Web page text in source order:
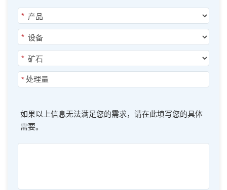
*
*
*
*
如果以上信息无法满足您的需求，请在此填写您的具体
需要。